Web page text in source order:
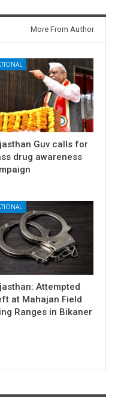
More From Author
Guv calls for
drug awareness
Attempted
at Mahajan Field
Ranges in Bikaner